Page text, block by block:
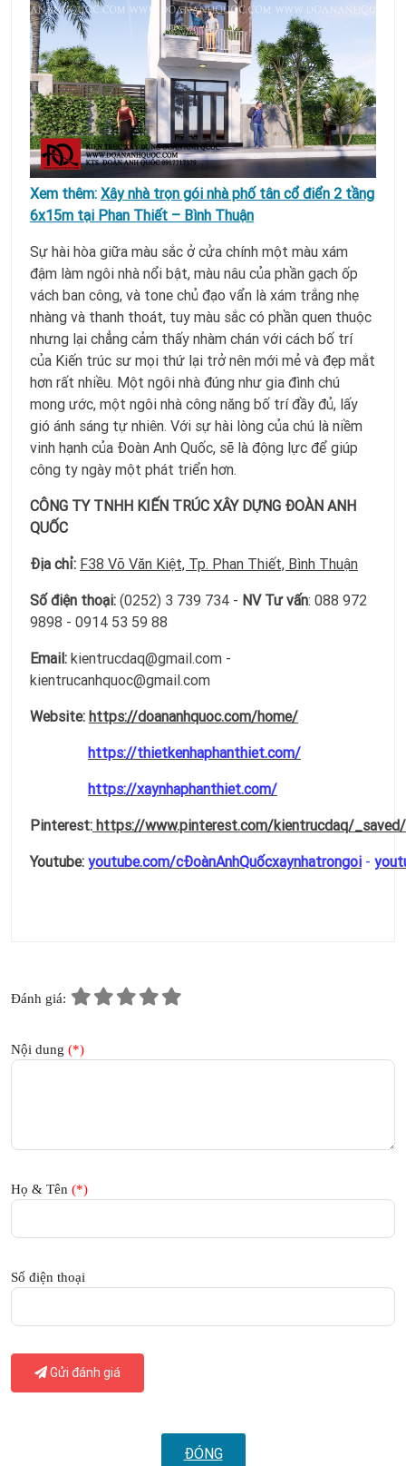
Xem thêm: Xây nhà trọn gói nhà phố tân cổ điển 2 tầng
6x15m tại Phan Thiết – Bình Thuận
Sự hài hòa giữa màu sắc ở cửa chính một màu xám
đậm làm ngôi nhà nổi bật, màu nâu của phần gạch ốp
vách ban công, và tone chủ đạo vẩn là xám trắng nhẹ
nhàng và thanh thoát, tuy màu sắc có phần quen thuộc
nhưng lại chẳng cảm thấy nhàm chán với cách bố trí
của Kiến trúc sư mọi thứ lại trở nên mới mẻ và đẹp mắt
hơn rất nhiều. Một ngôi nhà đúng như gia đình chú
mong ước, một ngôi nhà công năng bố trí đầy đủ, lấy
gió ánh sáng tự nhiên. Với sự hài lòng của chú là niềm
vinh hạnh của Đoàn Anh Quốc, sẽ là động lực để giúp
công ty ngày một phát triển hơn.
CÔNG TY TNHH KIẾN TRÚC XÂY DỰNG ĐOÀN ANH
QUỐC
Địa chỉ: F38 Võ Văn Kiệt, Tp. Phan Thiết, Bình Thuận
Số điện thoại: (0252) 3 739 734 - NV Tư vấn: 088 972
9898 - 0914 53 59 88
Email: kientrucdaq@gmail.com -
kientrucanhquoc@gmail.com
Website: https://doananhquoc.com/home/
https://thietkenhaphanthiet.com/
https://xaynhaphanthiet.com/
Pinterest: https://www.pinterest.com/kientrucdaq/_saved/
Youtube: youtube.com/cĐoànAnhQuốcxaynhatrongoi -
Đánh giá:
Nội dung (*)
Họ & Tên (*)
Số điện thoại
Gửi đánh giá
ĐÓNG